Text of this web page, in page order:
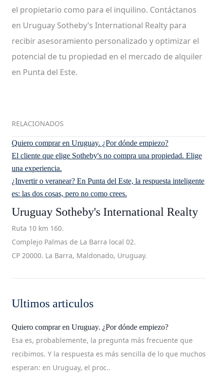
el propietario como para el inquilino. Contáctanos
en Uruguay Sotheby’s International Realty para
recibir asesoramiento personalizado y optimizar el
potencial de tu propiedad en el mercado de alquiler
en Punta del Este.
RELACIONADOS
Quiero comprar en Uruguay. ¿Por dónde empiezo?
El cliente que elige Sotheby's no compra una propiedad. Elige
una experiencia.
¿Invertir o veranear? En Punta del Este, la respuesta inteligente
es: las dos cosas, pero no como crees.
Uruguay Sotheby's International Realty
Ruta 10 km 160.
Complejo Palmas de La Barra local 02.
CP 20000. La Barra, Maldonado, Uruguay.
Ultimos articulos
Quiero comprar en Uruguay. ¿Por dónde empiezo?
Esa es, probablemente, la pregunta más frecuente que
recibimos. Y la respuesta es más sencilla de lo que muchos
esperan: en Uruguay, el proc..